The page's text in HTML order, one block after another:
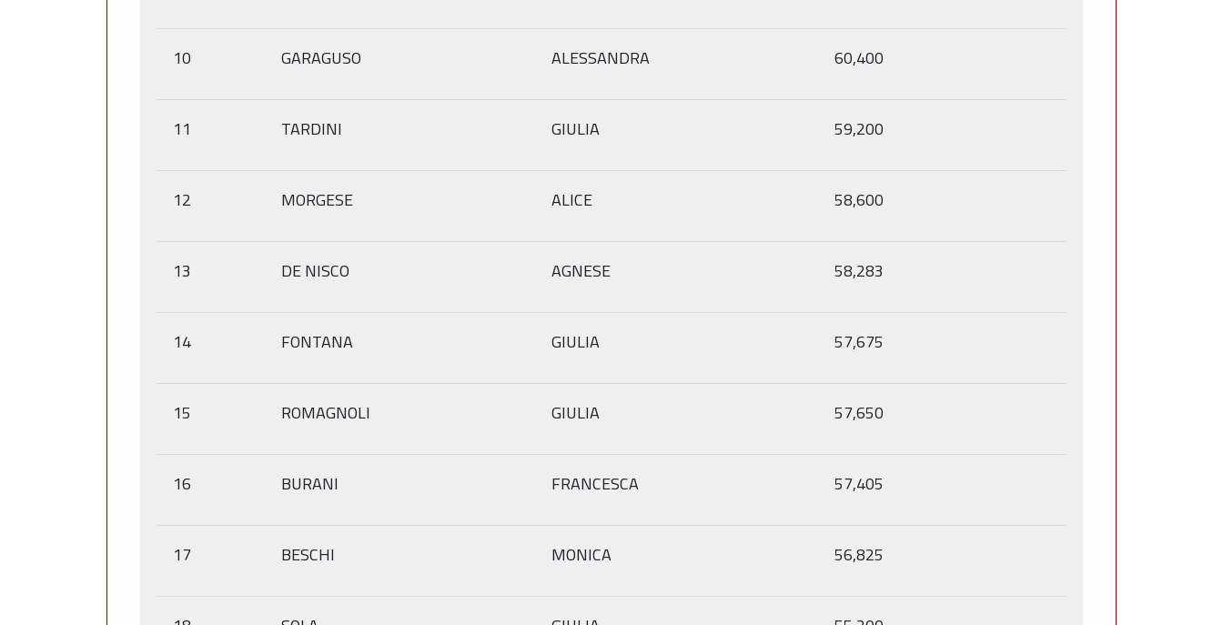
10 GARAGUSO ALESSANDRA 60,400
11 TARDINI GIULIA 59,200
12 MORGESE ALICE 58,600
13 DE NISCO AGNESE 58,283
14 FONTANA GIULIA 57,675
15 ROMAGNOLI GIULIA 57,650
16 BURANI FRANCESCA 57,405
17 BESCHI MONICA 56,825